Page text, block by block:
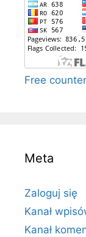
Free
Meta
Zaloguj się
Kanał
Kanał